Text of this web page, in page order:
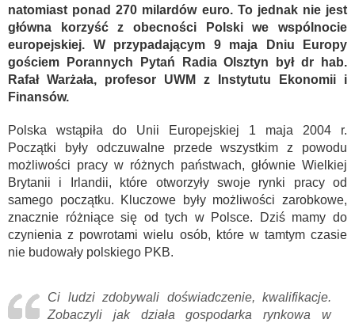
natomiast ponad 270 milardów euro. To jednak nie jest
główna korzyść z obecności Polski we wspólnocie
europejskiej. W przypadającym 9 maja Dniu Europy
gościem Porannych Pytań Radia Olsztyn był dr hab.
Rafał Warżała, profesor UWM z Instytutu Ekonomii i
Finansów.
Polska wstąpiła do Unii Europejskiej 1 maja 2004 r.
Początki były odczuwalne przede wszystkim z powodu
możliwości pracy w różnych państwach, głównie Wielkiej
Brytanii i Irlandii, które otworzyły swoje rynki pracy od
samego początku. Kluczowe były możliwości zarobkowe,
znacznie różniące się od tych w Polsce. Dziś mamy do
czynienia z powrotami wielu osób, które w tamtym czasie
nie budowały polskiego PKB.
Ci ludzi zdobywali doświadczenie, kwalifikacje.
Zobaczyli jak działa gospodarka rynkowa w